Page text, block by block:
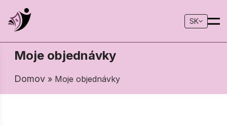
SK
Moje objednávky
Domov » Moje objednávky